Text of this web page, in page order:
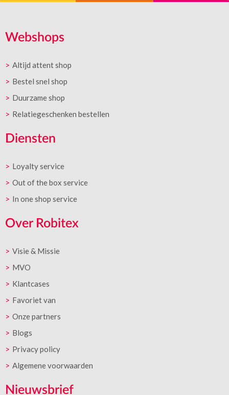
Webshops
Altijd attent shop
Bestel snel shop
Duurzame shop
Relatiegeschenken bestellen
Diensten
Loyalty service
Out of the box service
In one shop service
Over Robitex
Visie & Missie
MVO
Klantcases
Favoriet van
Onze partners
Blogs
Privacy policy
Algemene voorwaarden
Nieuwsbrief